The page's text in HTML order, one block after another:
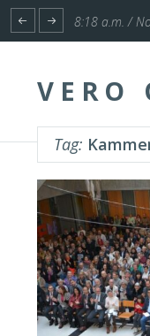
1:17 p.m. /
VERO
Tag: